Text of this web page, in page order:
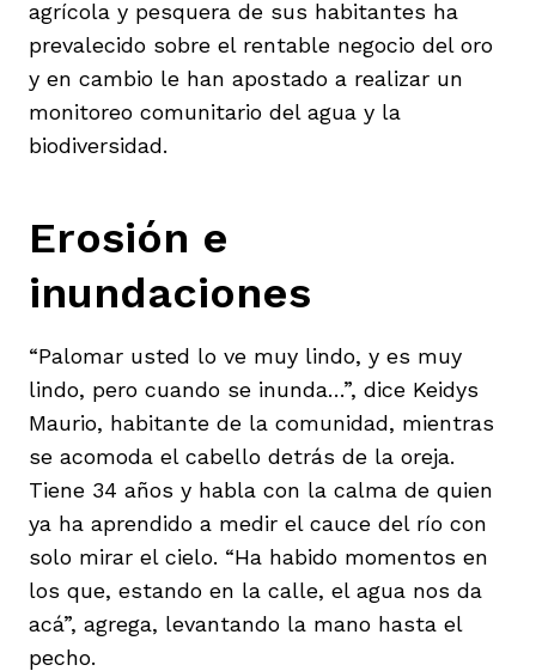
agrícola y pesquera de sus habitantes ha
prevalecido sobre el rentable negocio del oro
y en cambio le han apostado a realizar un
monitoreo comunitario del agua y la
biodiversidad.
Erosión e
inundaciones
“Palomar usted lo ve muy lindo, y es muy
lindo, pero cuando se inunda…”, dice Keidys
Maurio, habitante de la comunidad, mientras
se acomoda el cabello detrás de la oreja.
Tiene 34 años y habla con la calma de quien
ya ha aprendido a medir el cauce del río con
solo mirar el cielo. “Ha habido momentos en
los que, estando en la calle, el agua nos da
acá”, agrega, levantando la mano hasta el
pecho.